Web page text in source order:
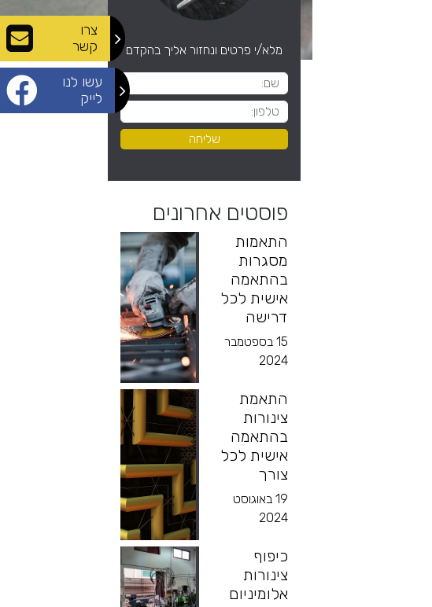
צרו
קשר
עשו לנו
לייק
מלא/י פרטים ונחזור אליך בהקדם
פוסטים אחרונים
התאמות
מסגרות
בהתאמה
אישית לכל
דרישה
15 בספטמבר
2024
התאמת
צינורות
בהתאמה
אישית לכל
צורך
19 באוגוסט
2024
כיפוף
צינורות
אלומיניום